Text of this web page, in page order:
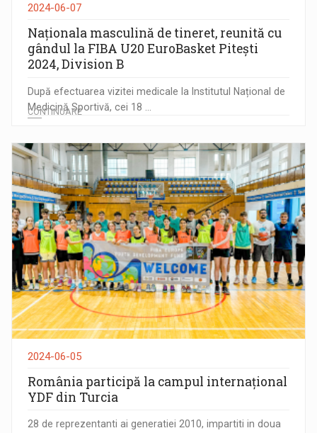
2024-06-07
Naționala masculină de tineret, reunită cu
gândul la FIBA U20 EuroBasket Pitești
2024, Division B
După efectuarea vizitei medicale la Institutul Național de
Medicină Sportivă, cei 18 ...
CONTINUARE
2024-06-05
România participă la campul internațional
YDF din Turcia
28 de reprezentanti ai generatiei 2010, impartiti in doua